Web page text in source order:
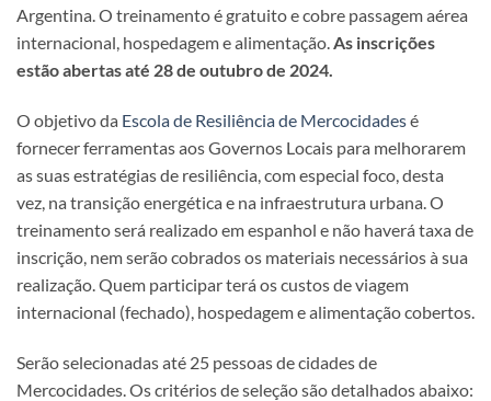
Argentina. O treinamento é gratuito e cobre passagem aérea
internacional, hospedagem e alimentação.As inscrições
estão abertas até 28 de outubro de 2024.
O objetivo da Escola de Resiliência de Mercocidadesé
fornecer ferramentas aos Governos Locais para melhorarem
as suas estratégias de resiliência, com especial foco, desta
vez, na transição energética e na infraestrutura urbana. O
treinamento será realizado em espanhol e não haverá taxa de
inscrição, nem serão cobrados os materiais necessários à sua
realização. Quem participar terá os custos de viagem
internacional (fechado), hospedagem e alimentação cobertos.
Serão selecionadas até 25 pessoas de cidades de
Mercocidades. Os critérios de seleção são detalhados abaixo: